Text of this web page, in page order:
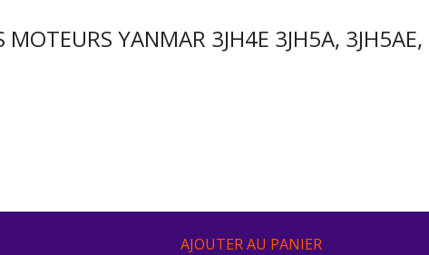
YANMAR 3JH4E 3JH5A, 3JH5AE,
AJOUTER AU PANIER